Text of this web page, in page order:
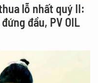
lỗ nhất quý II:
đầu, PV OIL